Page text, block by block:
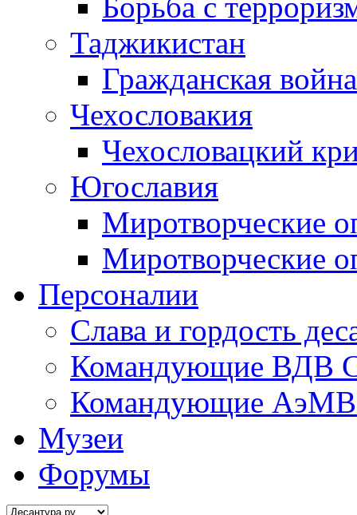
Таджикистан
Гражданская
Чехословакия
Чехословацкий
Югославия
Миротворческие
Миротворческие
Персоналии
Слава и гордость
Командующие ВДВ
Командующие АэМВ
Музеи
Форумы